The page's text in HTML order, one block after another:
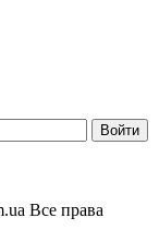
Все права